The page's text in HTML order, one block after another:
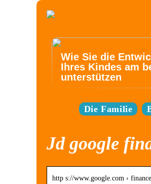
Wie Sie die
Ihres Kindes am
unterstützen
Die Familie
Jd google
http s://www.google.com ›